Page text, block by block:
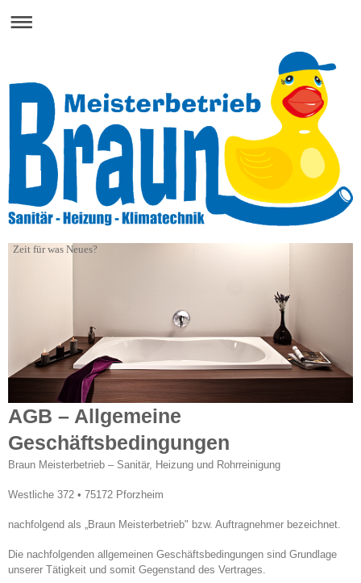
Zeit für was Neues?
AGB – Allgemeine
Geschäftsbedingungen
Braun Meisterbetrieb – Sanitär, Heizung und Rohrreinigung
Westliche 372 • 75172 Pforzheim
nachfolgend als „Braun Meisterbetrieb" bzw. Auftragnehmer bezeichnet.
Die nachfolgenden allgemeinen Geschäftsbedingungen sind Grundlage
unserer Tätigkeit und somit Gegenstand des Vertrages.